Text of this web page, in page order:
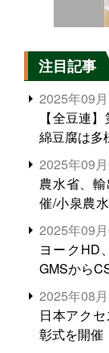
注目記事
2025年09
【全豆連
綿豆腐は多
2025年09
農水省、
催/小泉農
る。米増産
2025年09
ヨークHD
GMSから
2025年08
日本アク
彰式を開催